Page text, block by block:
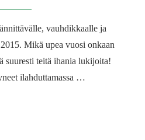
vauhdikkaalle ja
Mikä upea vuosi onkaan
suuresti teitä ihania lukijoita!
ilahduttamassa …